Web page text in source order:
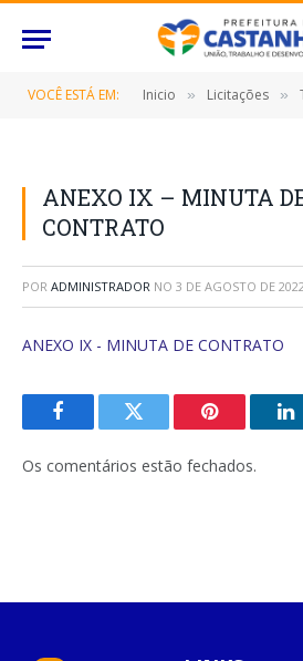
VOCÊ ESTÁ EM: Inicio » Licitações »
ANEXO IX – MINUTA
CONTRATO
POR ADMINISTRADOR NO 3 DE AGOSTO DE 2022
ANEXO IX - MINUTA DE CONTRATO
FacebookTwitter Pinterest O
Os comentários estão fechados.